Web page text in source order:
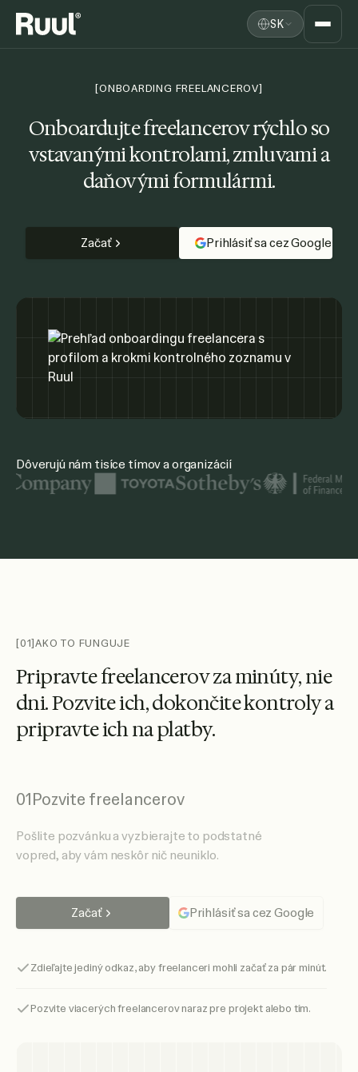
Domov Ruul SK
Zdroje
[ONBOARDING FREELANCEROV]
Onboardujte freelancerov rýchloso
vstavanými kontrolami, zmluvami a
daňovými formulármi.
Začať Prihlásiť sa cez Google
Dôverujú nám tisíce tímov a organizácií
[01]AKO TO FUNGUJE
Pripravtefreelancerovzaminúty,nie
dni.Pozviteich,dokončitekontrolya
pripravteichnaplatby.
01Pozvite freelancerov
Pošlite pozvánku a vyzbierajte to podstatné
vopred, aby vám neskôr nič neuniklo.
Začať Prihlásiť sa cez Google
Zdieľajte jediný odkaz, aby freelanceri mohli začať za pár minút.
Pozvite viacerých freelancerov naraz pre projekt alebo tím.